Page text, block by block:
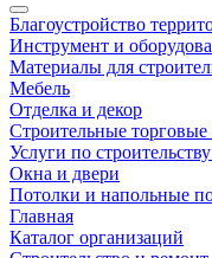
Благоустройство
Инструмент и
Материалы для
Мебель
Отделка и декор
Строительные
Услуги по
Окна и двери
Потолки и напольные
Главная
Каталог организаций